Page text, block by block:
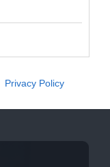
Privacy Policy